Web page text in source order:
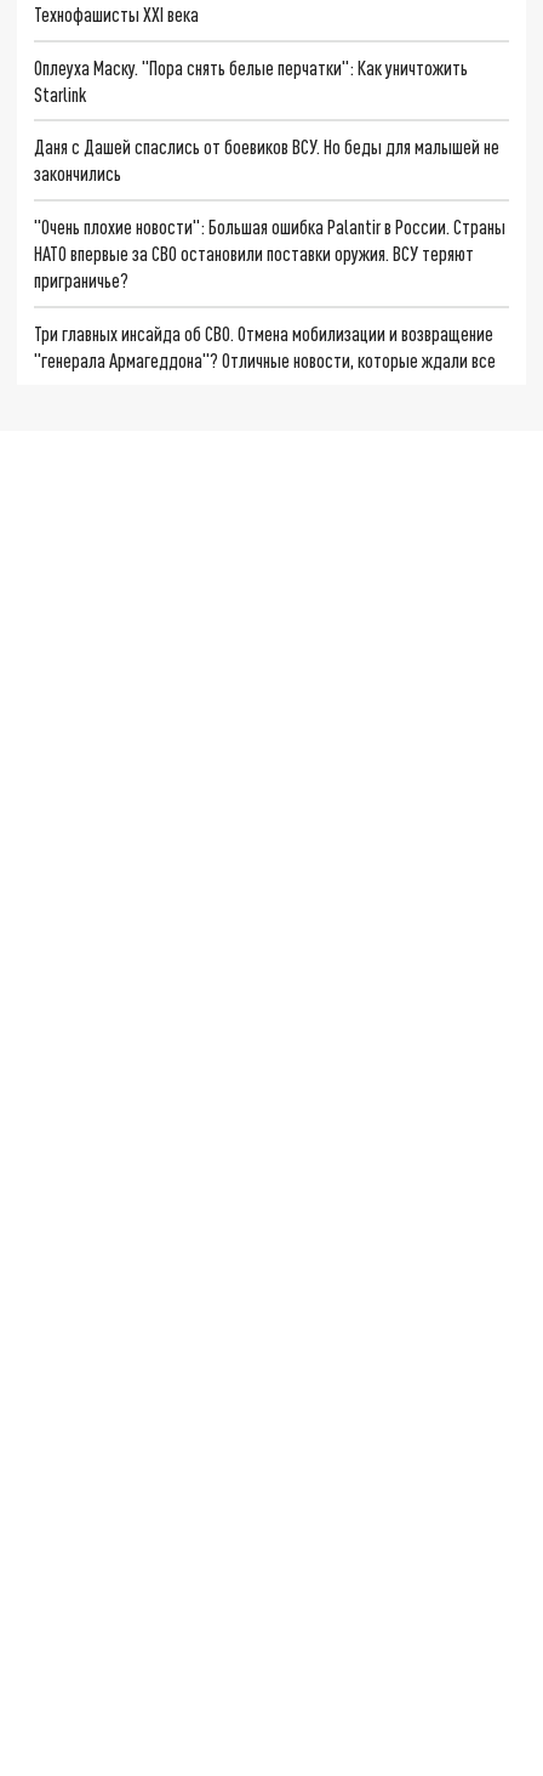
Технофашисты XXI века
Оплеуха Маску. "Пора снять белые перчатки": Как уничтожить
Starlink
Даня с Дашей спаслись от боевиков ВСУ. Но беды для малышей не
закончились
"Очень плохие новости": Большая ошибка Palantir в России. Страны
НАТО впервые за СВО остановили поставки оружия. ВСУ теряют
приграничье?
Три главных инсайда об СВО. Отмена мобилизации и возвращение
"генерала Армагеддона"? Отличные новости, которые ждали все